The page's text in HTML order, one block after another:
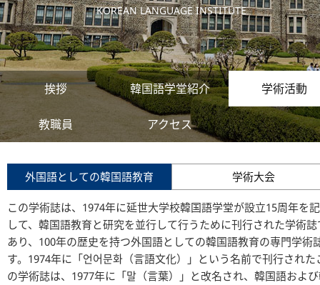
KOREAN LANGUAGE INSTITUTE
挨拶 韓国語学堂紹介 学術活動
教職員 アクセス
外国語としての韓国語教育 学術大会
この学術誌は、1974年に延世大学校韓国語学堂が設立15周年を
して、韓国語教育と研究を並行して行うために刊行された学術誌
あり、100年の歴史を持つ外国語としての韓国語教育の専門学術
す。1974年に「언어문화（言語文化）」という名前で刊行された
の学術誌は、1977年に「말（言葉）」と改名され、韓国語およ